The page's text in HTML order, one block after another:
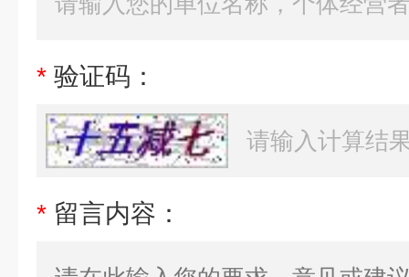
* 验证码：
* 留言内容：